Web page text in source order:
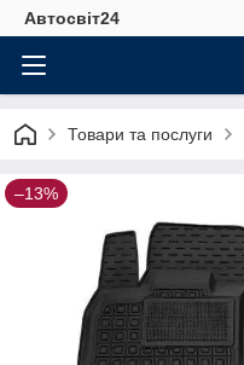
Автосвіт24
Товари та послуги
–13%